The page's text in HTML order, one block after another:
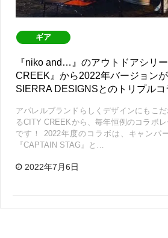
ギア
『niko and…』のアウトドアシリ
CREEK』から2022年バージョン
SIERRA DESIGNSとのトリプルコ
アパレルブランドらしくデザインにもこ
るCITY CREEKから、毎年恒例のコラボ
です！ 2022年度のコラボは、キャンパ
『CAPTAIN STAG』と…
2022年7月6日